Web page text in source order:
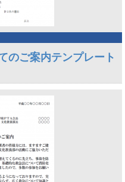
のご案内テンプレート